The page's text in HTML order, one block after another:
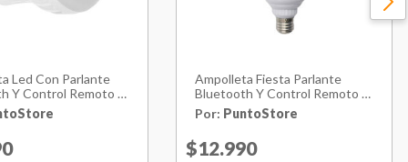
Led Con Parlante
Y Control Remoto -
from
to
Ampolleta Fiesta Parlante
Bluetooth Y Control Remoto -
Ps
Por: PuntoStore
Price reduced from
$12.990to